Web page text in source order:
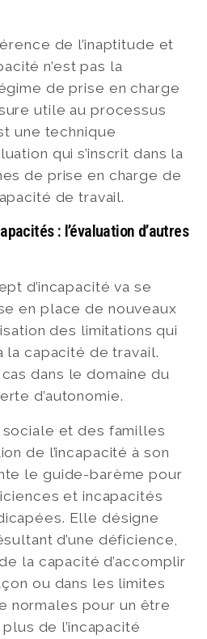
de l’inaptitude et
n’est pas la
de prise en charge
utile au processus
une technique
qui s’inscrit dans la
de prise en charge de
de travail.
: l’évaluation d’autres
d’incapacité va se
en place de nouveaux
des limitations qui
la capacité de travail.
dans le domaine du
d’autonomie.
sociale et des familles
de l’incapacité à son
le guide-barème pour
et incapacités
Elle désigne
d’une déficience,
la capacité d’accomplir
ou dans les limites
normales pour un être
plus de l’incapacité